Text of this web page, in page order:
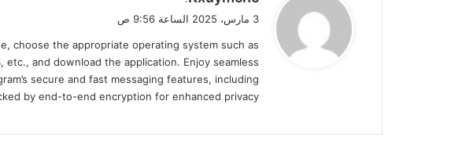
ق
ل
3 مارس، 2025 الساعة 9:56 ص
choose the appropriate operating system such as
etc., and download the application. Enjoy seamless
secure and fast messaging features, including
by end-to-end encryption for enhanced privacy.